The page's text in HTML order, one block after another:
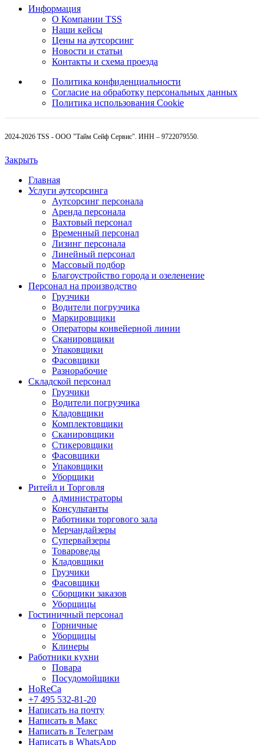
Информация
О Компании TSS
Наши кейсы
Цены на аутсорсинг
Новости и статьи
Контакты и схема проезда
Политика конфиденциальности
Согласие на обработку персональных данных
Политика использования Cookie
2024-2026 TSS - ООО "Тайм Сейф Сервис". ИНН – 9722079550.
Закрыть
Главная
Услуги аутсорсинга
Аутсорсинг персонала
Аренда персонала
Вахтовый персонал
Временный персонал
Лизинг персонала
Линейный персонал
Массовый подбор
Благоустройство города и озеленение
Персонал на производство
Грузчики
Водители погрузчика
Маркировщики
Операторы конвейерной линии
Сканировщики
Упаковщики
Фасовщики
Разнорабочие
Складской персонал
Грузчики
Водители погрузчика
Кладовщики
Комплектовщики
Сканировщики
Стикеровщики
Фасовщики
Упаковщики
Уборщики
Ритейл и Торговля
Администраторы
Консультанты
Работники торгового зала
Мерчандайзеры
Супервайзеры
Товароведы
Кладовщики
Грузчики
Фасовщики
Сборщики заказов
Уборщицы
Гостиничный персонал
Горничные
Уборщицы
Клинеры
Работники кухни
Повара
Посудомойщики
HoReCa
+7 495 532-81-20
Написать на почту
Написать в Макс
Написать в Телеграм
Написать в WhatsApp